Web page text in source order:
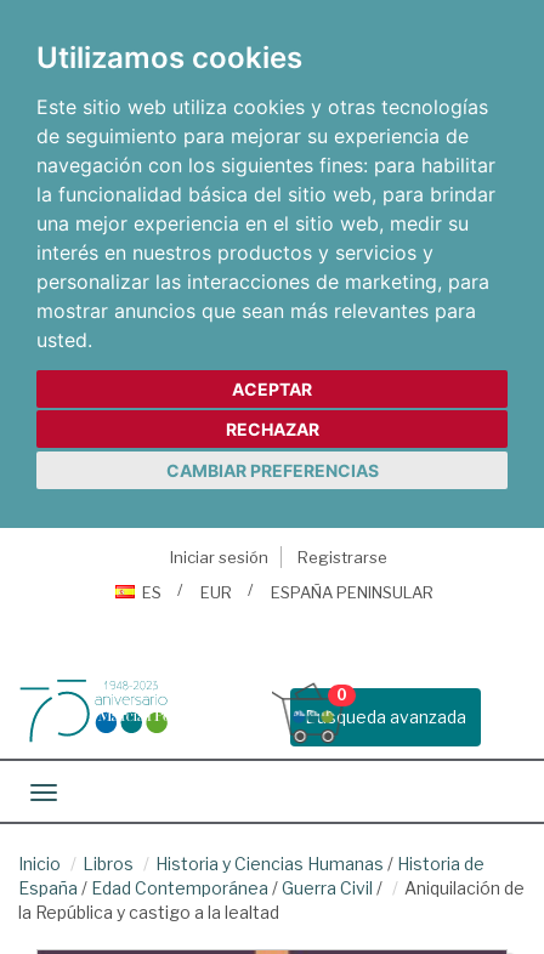
Utilizamos cookies
Este sitio web utiliza cookies y otras tecnologías
de seguimiento para mejorar su experiencia de
navegación con los siguientes fines: para habilitar
la funcionalidad básica del sitio web, para brindar
una mejor experiencia en el sitio web, medir su
interés en nuestros productos y servicios y
personalizar las interacciones de marketing, para
mostrar anuncios que sean más relevantes para
usted.
ACEPTAR
RECHAZAR
CAMBIAR PREFERENCIAS
Iniciar sesión
Registrarse
ES
EUR ESPAÑA PENINSULAR
Busqueda avanzada
0
Toggle navigation
Inicio Libros Historia y Ciencias Humanas / Historia de
España / Edad Contemporánea /Guerra Civil /
Aniquilación de
la República y castigo a la lealtad